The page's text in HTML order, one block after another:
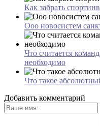
Как забрать
Ооо новосистем
Что считается
необходимо
Что такое
Добавить комментарий